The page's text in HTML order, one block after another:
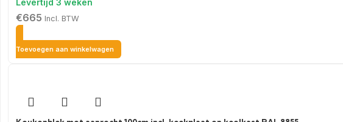
€665 Incl. BTW
Toevoegen aan winkelwagen